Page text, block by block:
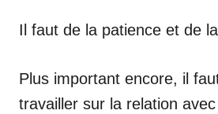
Il faut de la patience et de
Plus important encore, il
travailler sur la relation